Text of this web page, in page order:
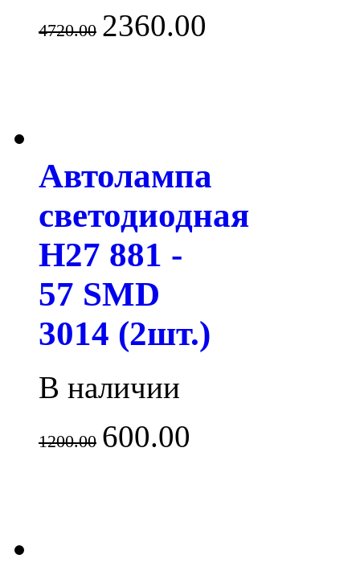
4720.00 2360.00
Автолампа
светодиодная
H27 881 -
57 SMD
3014 (2шт.)
В наличии
1200.00 600.00